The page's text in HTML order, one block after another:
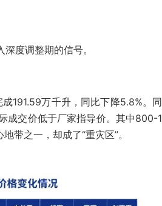
度调整期的信号。
191.59万千升，同比下降5.8%。同
交价低于厂家指导价。其中800-1
带之一，却成了“重灾区”。